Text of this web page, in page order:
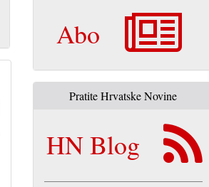
Abo
Pratite Hrvatske Novine
HN Blog